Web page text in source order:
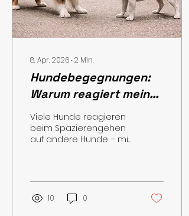
8. Apr. 2026 ∙2 Min.
Hundebegegnungen:
Warum reagiert mein
Hund beim
Spazierengehen auf
andere Hunde?
Viele Hunde reagieren
beim Spazierengehen
auf andere Hunde – mit
am anderen Ende der
Leine ist das oft
belastend und
10 0